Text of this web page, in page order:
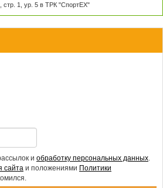
стр. 1, ур. 5 в ТРК "СпортЕХ"
и обработку персональных данных
сайта и положениями Политики